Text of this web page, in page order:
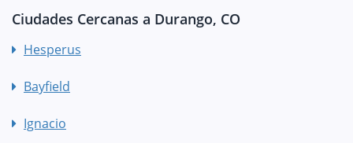
Ciudades Cercanas a Durango, CO
Hesperus
Bayfield
Ignacio